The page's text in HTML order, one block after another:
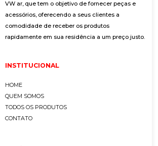
VW ar, que tem o objetivo de fornecer peças e
acessórios, oferecendo a seus clientes a
comodidade de receber os produtos
rapidamente em sua residência a um preço justo.
INSTITUCIONAL
HOME
QUEM SOMOS
TODOS OS PRODUTOS
CONTATO